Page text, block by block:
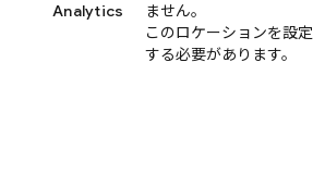
Analytics
ません。
このロケーションを設定
する必要があります。